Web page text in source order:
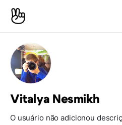
Vitalya Nesmikh
O usuário não adicionou